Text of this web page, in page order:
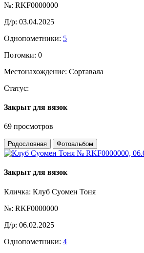
№: RKF0000000
Д/р: 03.04.2025
Однопометники: 5
Потомки: 0
Местонахождение: Сортавала
Статус:
Закрыт для вязок
69 просмотров
Родословная Фотоальбом
Закрыт для вязок
Кличка: Клуб Суомен Тоня
№: RKF0000000
Д/р: 06.02.2025
Однопометники: 4